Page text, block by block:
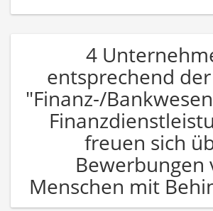
4
entsprechend
"Finanz-/
freuen sich
Bewerbungen
Menschen mit